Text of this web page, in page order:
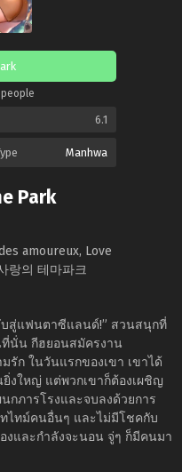
6.1
Manhwa
Park
amoureux, Love
랑의 테마파크
สู่แฟนตาซีแลนด์!” สวนสนุกที่
นั่น กีฮยอนสมัครงาน
รัก ในวันแรกของเขา เขาได้
งใหญ่ แต่พวกเขาก็ต้องเผชิญ
กภารโรงและจบลงด้วยการ
ไทม์คนอื่นๆ และไม่มีโชคกับ
งและกำลังจะนอน จู่ๆ ก็มีคนมา